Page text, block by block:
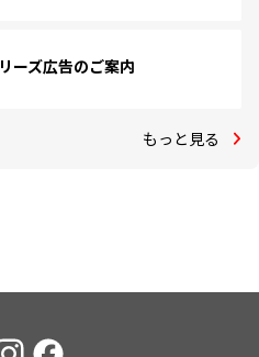
ーズ広告のご案内
もっと見る